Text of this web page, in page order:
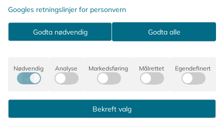
PLAKAT - The
Googles retningslinjer for personvern
Godta nødvendig Godta alle
Nødvendig Analyse Markedsføring Målrettet Egendefinert
Bekreft valg